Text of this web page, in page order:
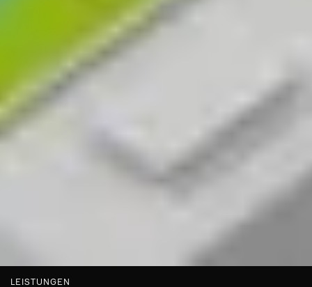
LEISTUNGEN